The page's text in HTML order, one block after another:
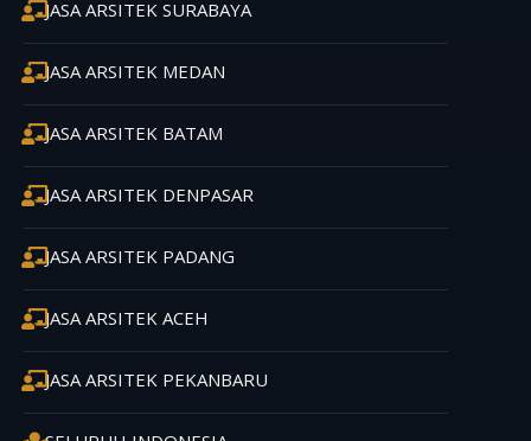
JASA ARSITEK SURABAYA
JASA ARSITEK MEDAN
JASA ARSITEK BATAM
JASA ARSITEK DENPASAR
JASA ARSITEK PADANG
JASA ARSITEK ACEH
JASA ARSITEK PEKANBARU